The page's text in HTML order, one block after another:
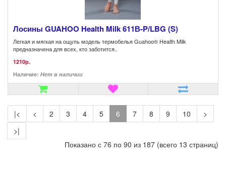
Лосины GUAHOO Health Milk 611В-P/LBG (S)
Легкая и мягкая на ощупь модель термобелья Guahoo® Health Milk
предназначена для всех, кто заботится..
1210р.
Наличие: Нет в наличии
|< < 2 3 4 5 6 7 8 9 10
>
>|
Показано с 76 по 90 из 187 (всего 13 страниц)